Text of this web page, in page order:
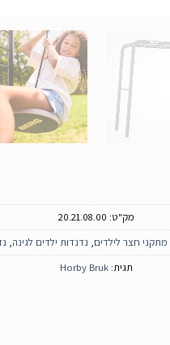
מק"ט: 20.21.08.00
מתקני חצר לילדים, נדנדות ילדים לגינה,
תגית: Horby Bruk